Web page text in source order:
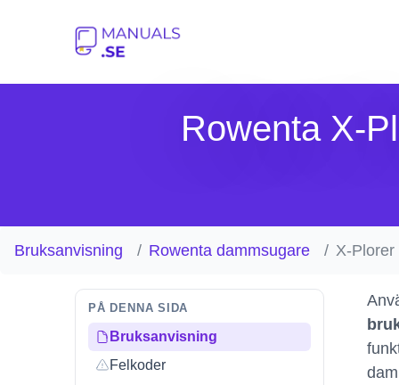
Rowenta X-
Bruksanvisning Rowenta dammsugare X-Plorer
PÅ DENNA SIDA
Bruksanvisning
Felkoder